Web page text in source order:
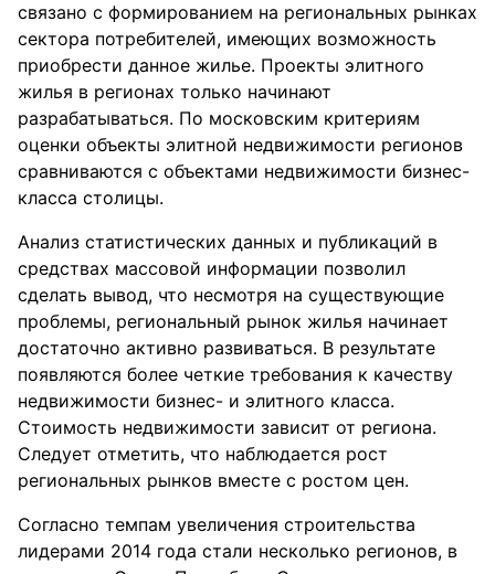
связано с формированием на региональных рынках
сектора потребителей, имеющих возможность
приобрести данное жилье. Проекты элитного
жилья в регионах только начинают
разрабатываться. По московским критериям
оценки объекты элитной недвижимости регионов
сравниваются с объектами недвижимости бизнес-
класса столицы.
Анализ статистических данных и публикаций в
средствах массовой информации позволил
сделать вывод, что несмотря на существующие
проблемы, региональный рынок жилья начинает
достаточно активно развиваться. В результате
появляются более четкие требования к качеству
недвижимости бизнес- и элитного класса.
Стоимость недвижимости зависит от региона.
Следует отметить, что наблюдается рост
региональных рынков вместе с ростом цен.
Согласно темпам увеличения строительства
лидерами 2014 года стали несколько регионов, в